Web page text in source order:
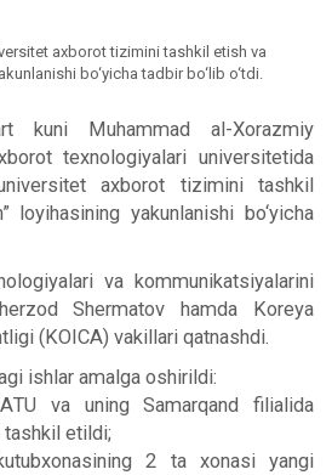
axborot tizimini tashkil etish va
bo‘yicha tadbir bo‘lib o‘tdi.
kuni Muhammad al-Xorazmiy
texnologiyalari universitetida
axborot tizimini tashkil
yakunlanishi bo‘yicha
va kommunikatsiyalarini
Shermatov hamda Koreya
(KOICA) vakillari qatnashdi.
ishlar amalga oshirildi:
va uning Samarqand filialida
tashkil etildi;
2 ta xonasi yangi